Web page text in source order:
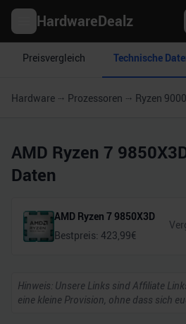
HardwareDealz
Preisvergleich Technische
Hardware Prozessoren Ryzen 9000
AMD Ryzen 7
Daten
AMD Ryzen 7 9850X3D
Bestpreis: 423,99€
Hinweis: Unsere Links sind Affiliate
eine kleine Provision, ohne dass sich